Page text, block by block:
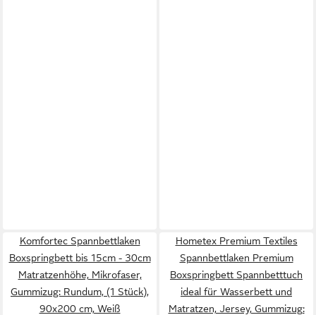
Komfortec Spannbettlaken
Boxspringbett bis 15cm - 30cm
Matratzenhöhe, Mikrofaser,
Gummizug: Rundum, (1 Stück),
90x200 cm, Weiß
Hometex Premium Textiles
Spannbettlaken Premium
Boxspringbett Spannbetttuch
ideal für Wasserbett und
Matratzen, Jersey, Gummizug: